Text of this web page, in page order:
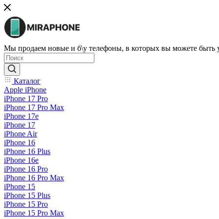
Мы продаем новые и б\у телефоны, в которых вы можете быть
Каталог
Apple iPhone
iPhone 17 Pro
iPhone 17 Pro Max
iPhone 17e
iPhone 17
iPhone Air
iPhone 16
iPhone 16 Plus
iPhone 16e
iPhone 16 Pro
iPhone 16 Pro Max
iPhone 15
iPhone 15 Plus
iPhone 15 Pro
iPhone 15 Pro Max